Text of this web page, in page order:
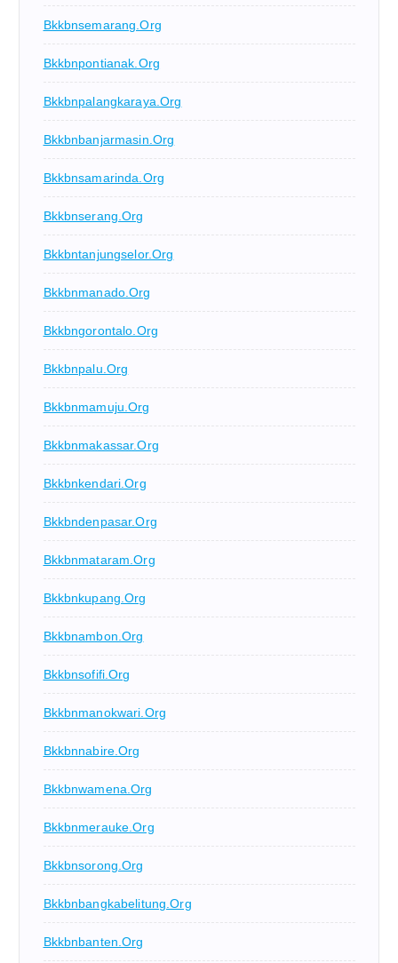
Bkkbnsemarang.org
Bkkbnpontianak.org
Bkkbnpalangkaraya.org
Bkkbnbanjarmasin.org
Bkkbnsamarinda.org
Bkkbnserang.org
Bkkbntanjungselor.org
Bkkbnmanado.org
Bkkbngorontalo.org
Bkkbnpalu.org
Bkkbnmamuju.org
Bkkbnmakassar.org
Bkkbnkendari.org
Bkkbndenpasar.org
Bkkbnmataram.org
Bkkbnkupang.org
Bkkbnambon.org
Bkkbnsofifi.org
Bkkbnmanokwari.org
Bkkbnnabire.org
Bkkbnwamena.org
Bkkbnmerauke.org
Bkkbnsorong.org
Bkkbnbangkabelitung.org
Bkkbnbanten.org